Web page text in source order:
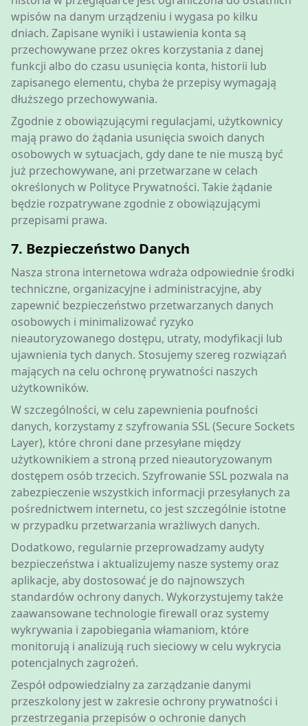
wpisów na danym urządzeniu i wygasa po kilku
dniach. Zapisane wyniki i ustawienia konta są
przechowywane przez okres korzystania z danej
funkcji albo do czasu usunięcia konta, historii lub
zapisanego elementu, chyba że przepisy wymagają
dłuższego przechowywania.
Zgodnie z obowiązującymi regulacjami, użytkownicy
mają prawo do żądania usunięcia swoich danych
osobowych w sytuacjach, gdy dane te nie muszą być
już przechowywane, ani przetwarzane w celach
określonych w Polityce Prywatności. Takie żądanie
będzie rozpatrywane zgodnie z obowiązującymi
przepisami prawa.
7. Bezpieczeństwo Danych
Nasza strona internetowa wdraża odpowiednie środki
techniczne, organizacyjne i administracyjne, aby
zapewnić bezpieczeństwo przetwarzanych danych
osobowych i minimalizować ryzyko
nieautoryzowanego dostępu, utraty, modyfikacji lub
ujawnienia tych danych. Stosujemy szereg rozwiązań
mających na celu ochronę prywatności naszych
użytkowników.
W szczególności, w celu zapewnienia poufności
danych, korzystamy z szyfrowania SSL (Secure Sockets
Layer), które chroni dane przesyłane między
użytkownikiem a stroną przed nieautoryzowanym
dostępem osób trzecich. Szyfrowanie SSL pozwala na
zabezpieczenie wszystkich informacji przesyłanych za
pośrednictwem internetu, co jest szczególnie istotne
w przypadku przetwarzania wrażliwych danych.
Dodatkowo, regularnie przeprowadzamy audyty
bezpieczeństwa i aktualizujemy nasze systemy oraz
aplikacje, aby dostosować je do najnowszych
standardów ochrony danych. Wykorzystujemy także
zaawansowane technologie firewall oraz systemy
wykrywania i zapobiegania włamaniom, które
monitorują i analizują ruch sieciowy w celu wykrycia
potencjalnych zagrożeń.
Zespół odpowiedzialny za zarządzanie danymi
przeszkolony jest w zakresie ochrony prywatności i
przestrzegania przepisów o ochronie danych